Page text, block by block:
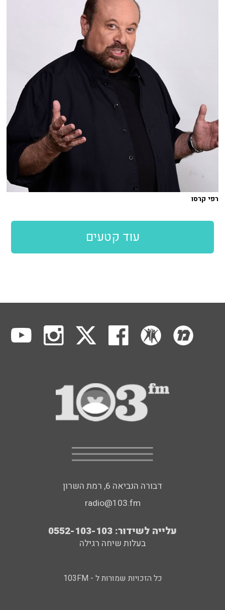
רפי קרסו
עוד קטעים
דבורה הנביאה 6, רמת השרון
radio@103.fm
עלייה לשידור: 0552-103-103
בעלות שיחה רגילה
כל הזכויות שמורות ל - 103FM